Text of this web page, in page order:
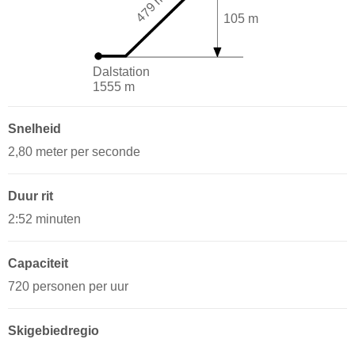
Dalstation
1555 m
105 m
479 m
Snelheid
2,80 meter per seconde
Duur rit
2:52 minuten
Capaciteit
720 personen per uur
Skigebiedregio